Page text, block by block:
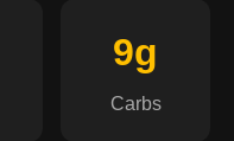
9g
Carbs